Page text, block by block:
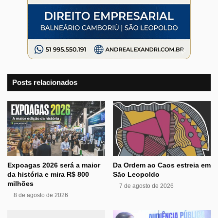
Posts relacionados
Expoagas 2026 será a maior
da história e mira R$ 800
milhões
8 de agosto de 2026
Da Ordem ao Caos estreia em
São Leopoldo
7 de agosto de 2026